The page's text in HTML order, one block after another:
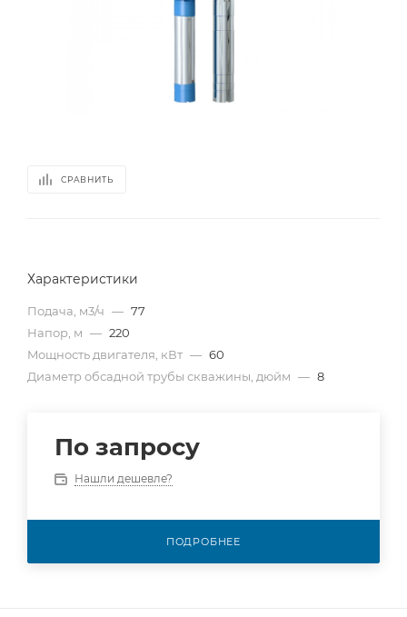
СРАВНИТЬ
Характеристики
Подача, м3/ч — 77
Напор, м — 220
Mощность двигателя, кВт — 60
Диаметр обсадной трубы скважины, дюйм — 8
По запросу
Нашли дешевле?
ПОДРОБНЕЕ